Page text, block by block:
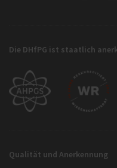
Die DHfPG ist staatlich
Qualität und Anerkennung